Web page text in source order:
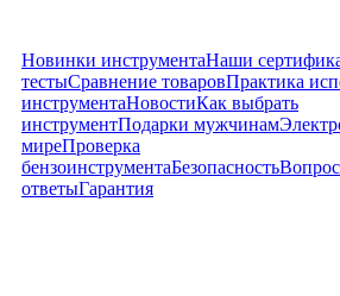
Новинки инструментаНаши
тестыСравнение товаровПрактика
инструментаНовостиКак выбрать
инструментПодарки мужчинам
миреПроверка
бензоинструментаБезопасность
ответыГарантия